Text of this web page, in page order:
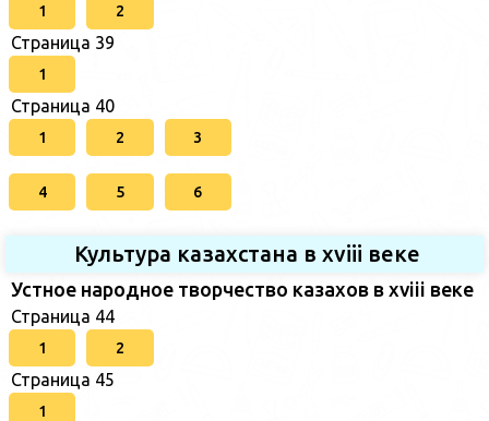
1 2
Страница 39
1
Страница 40
1 2 3
4 5 6
Культура казахстана в xviii веке
Устное народное творчество казахов в xviii веке
Страница 44
1 2
Страница 45
1